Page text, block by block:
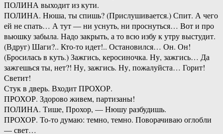
ПОЛИНА выходит из кути.
ПОЛИНА. Нюша, ты спишь? (Прислушивается.) Спит. А чего
ей не спать… А тут — ни уснуть, ни проснуться… Вот и про
вьюшку забыла. Надо закрыть, а то всю избу к утру выстудит.
(Вдруг) Шаги?.. Кто-то идет!.. Остановился… Он. Он!
(Бросилась в куть.) Зажгись, керосиночка. Ну, зажгись… Да
зажгешься ты, нет?! Ну, зажгись. Ну, пожалуйста… Горит!
Светит!
Стук в дверь. Входит ПРОХОР.
ПРОХОР. Здорово живем, партизаны!
ПОЛИНА. Тише, Прохор, — Нюшу разбудишь.
ПРОХОР. То-то думаю: темно, темно. Поворачиваю оглобли
— свет…